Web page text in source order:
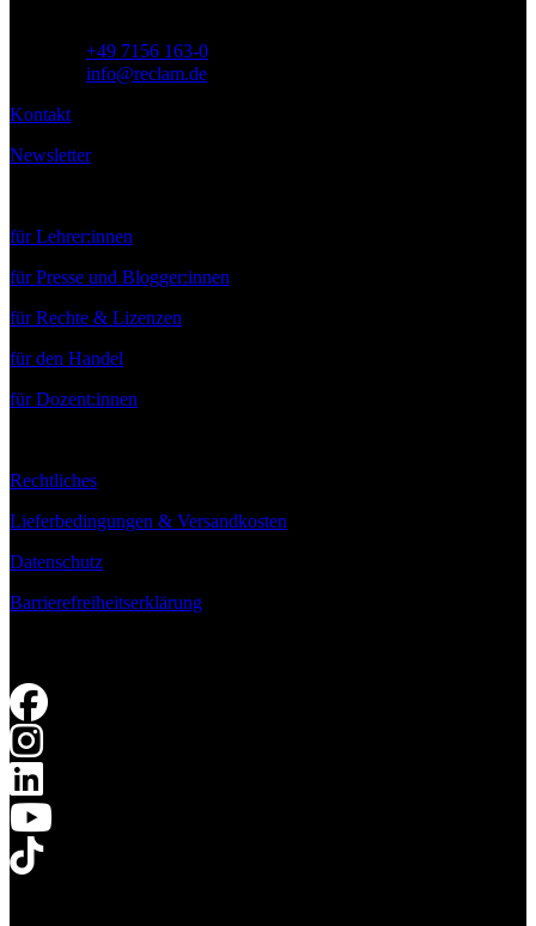
+49 7156 163-0
info@reclam.de
Kontakt
Newsletter
für Lehrer:innen
für Presse und Blogger:innen
für Rechte & Lizenzen
für den Handel
für Dozent:innen
Rechtliches
Lieferbedingungen & Versandkosten
Datenschutz
Barrierefreiheitserklärung